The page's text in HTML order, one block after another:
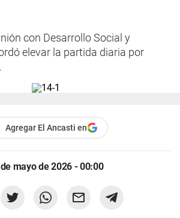
con Desarrollo Social y
elevar la partida diaria por
Agregar El Ancasti en
mayo de 2026 - 00:00